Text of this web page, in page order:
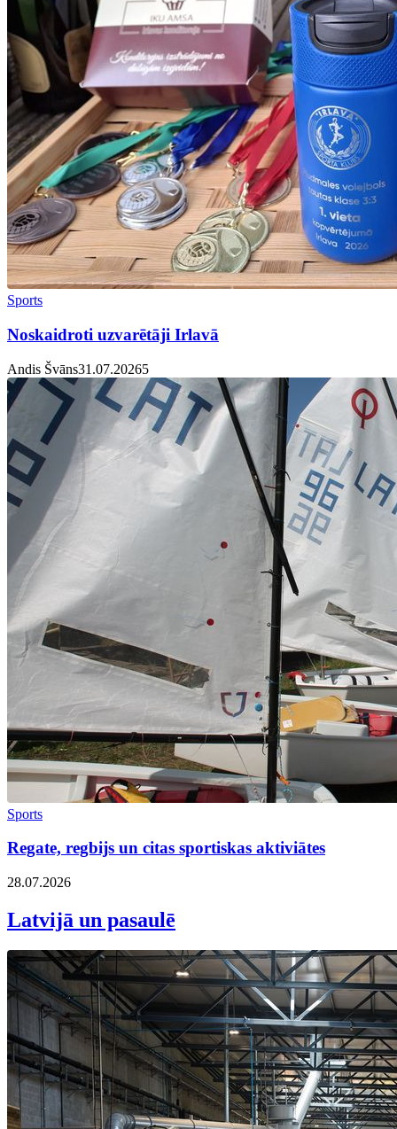
Sports
Noskaidroti uzvarētāji Irlavā
Andis Švāns31.07.20265
Sports
Regate, regbijs un citas sportiskas aktiviātes
28.07.2026
Latvijā un pasaulē